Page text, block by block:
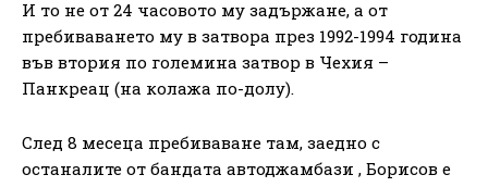
И то не от 24 часовото му задържане, а от
пребиваването му в затвора през 1992-1994 година
във втория по големина затвор в Чехия –
Панкреац (на колажа по-долу).
След 8 месеца пребиваване там, заедно с
останалите от бандата автоджамбази , Борисов е